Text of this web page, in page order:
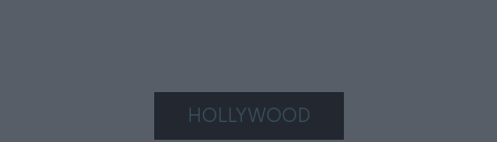
HOLLYWOOD